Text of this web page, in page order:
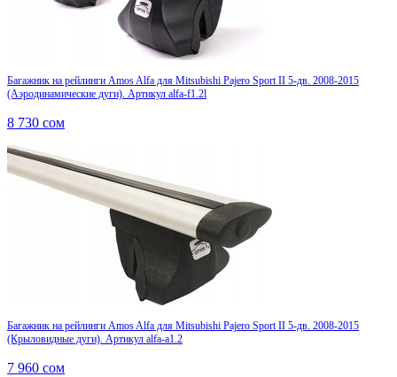
Багажник на рейлинги Amos Alfa для Mitsubishi Pajero Sport II 5-дв. 2008-2015
(Аэродинамические дуги). Артикул alfa-f1.2l
8 730 сом
Багажник на рейлинги Amos Alfa для Mitsubishi Pajero Sport II 5-дв. 2008-2015
(Крыловидные дуги). Артикул alfa-a1.2
7 960 сом